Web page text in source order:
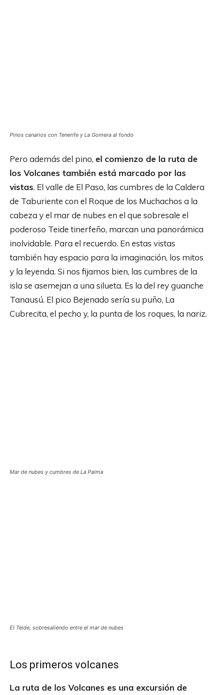
Pinos canarios con Tenerife y La Gomera al fondo
Pero además del pino, el comienzo de la ruta de
los Volcanes también está marcado por las
vistas. El valle de El Paso, las cumbres de la Caldera
de Taburiente con el Roque de los Muchachos a la
cabeza y el mar de nubes en el que sobresale el
poderoso Teide tinerfeño, marcan una panorámica
inolvidable. Para el recuerdo. En estas vistas
también hay espacio para la imaginación, los mitos
y la leyenda. Si nos fijamos bien, las cumbres de la
isla se asemejan a una silueta. Es la del rey guanche
Tanausú. El pico Bejenado sería su puño, La
Cubrecita, el pecho y, la punta de los roques, la nariz.
Mar de nubes y cumbres de La Palma
El Teide, sobresaliendo entre el mar de nubes
Los primeros volcanes
La ruta de los Volcanes es una excursión de